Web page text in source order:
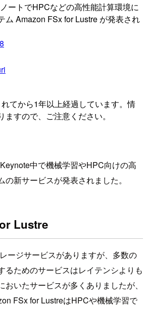
ートでHPCなどの高性能計算環境に
ム Amazon FSx for Lustre が発表され
てから1年以上経過しています。情
すので、ご注意ください。
中で機械学習やHPC向けの高
新サービスが発表されました。
Lustre
ージサービスがありますが、多数の
るためのサービスはレイテンシよりも
いたサービスが多くありましたが、
FSx for LustreはHPCや機械学習で